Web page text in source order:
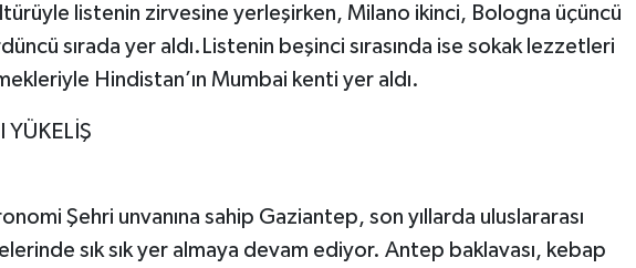
listenin zirvesine yerleşirken, Milano ikinci, Bologna üçüncü
sırada yer aldı.Listenin beşinci sırasında ise sokak lezzetleri
Hindistan’ın Mumbai kenti yer aldı.
YÜKELİŞ
Şehri unvanına sahip Gaziantep, son yıllarda uluslararası
sık sık yer almaya devam ediyor. Antep baklavası, kebap